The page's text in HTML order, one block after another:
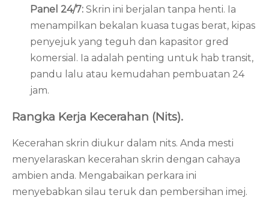
Panel 24/7: Skrin ini berjalan tanpa henti. Ia
menampilkan bekalan kuasa tugas berat, kipas
penyejuk yang teguh dan kapasitor gred
komersial. Ia adalah penting untuk hab transit,
pandu lalu atau kemudahan pembuatan 24
jam.
Rangka Kerja Kecerahan (Nits).
Kecerahan skrin diukur dalam nits. Anda mesti
menyelaraskan kecerahan skrin dengan cahaya
ambien anda. Mengabaikan perkara ini
menyebabkan silau teruk dan pembersihan imej.